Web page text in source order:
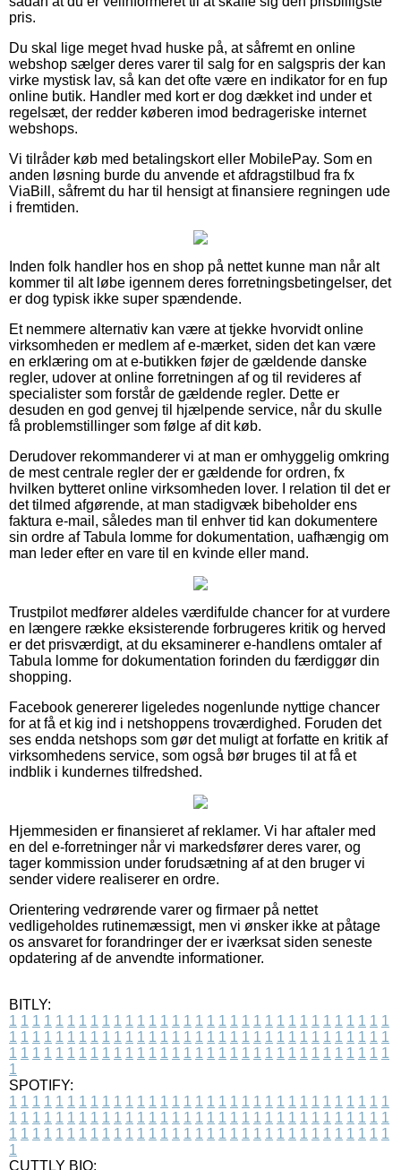
pris.
Du skal lige meget hvad huske på, at såfremt en online
webshop sælger deres varer til salg for en salgspris der kan
virke mystisk lav, så kan det ofte være en indikator for en fup
online butik. Handler med kort er dog dækket ind under et
regelsæt, der redder køberen imod bedrageriske internet
webshops.
Vi tilråder køb med betalingskort eller MobilePay. Som en
anden løsning burde du anvende et afdragstilbud fra fx
ViaBill, såfremt du har til hensigt at finansiere regningen ude
i fremtiden.
Inden folk handler hos en shop på nettet kunne man når alt
kommer til alt løbe igennem deres forretningsbetingelser, det
er dog typisk ikke super spændende.
Et nemmere alternativ kan være at tjekke hvorvidt online
virksomheden er medlem af e-mærket, siden det kan være
en erklæring om at e-butikken føjer de gældende danske
regler, udover at online forretningen af og til revideres af
specialister som forstår de gældende regler. Dette er
desuden en god genvej til hjælpende service, når du skulle
få problemstillinger som følge af dit køb.
Derudover rekommanderer vi at man er omhyggelig omkring
de mest centrale regler der er gældende for ordren, fx
hvilken bytteret online virksomheden lover. I relation til det er
det tilmed afgørende, at man stadigvæk bibeholder ens
faktura e-mail, således man til enhver tid kan dokumentere
sin ordre af Tabula lomme for dokumentation, uafhængig om
man leder efter en vare til en kvinde eller mand.
Trustpilot medfører aldeles værdifulde chancer for at vurdere
en længere række eksisterende forbrugeres kritik og herved
er det prisværdigt, at du eksaminerer e-handlens omtaler af
Tabula lomme for dokumentation forinden du færdiggør din
shopping.
Facebook genererer ligeledes nogenlunde nyttige chancer
for at få et kig ind i netshoppens troværdighed. Foruden det
ses endda netshops som gør det muligt at forfatte en kritik af
virksomhedens service, som også bør bruges til at få et
indblik i kundernes tilfredshed.
Hjemmesiden er finansieret af reklamer. Vi har aftaler med
en del e-forretninger når vi markedsfører deres varer, og
tager kommission under forudsætning af at den bruger vi
sender videre realiserer en ordre.
Orientering vedrørende varer og firmaer på nettet
vedligeholdes rutinemæssigt, men vi ønsker ikke at påtage
os ansvaret for forandringer der er iværksat siden seneste
opdatering af de anvendte informationer.
BITLY:
1 1 1 1 1 1 1 1 1 1 1 1 1 1 1 1 1 1 1 1 1 1 1 1 1 1 1 1 1 1 1 1 1
1 1 1 1 1 1 1 1 1 1 1 1 1 1 1 1 1 1 1 1 1 1 1 1 1 1 1 1 1 1 1 1 1
1 1 1 1 1 1 1 1 1 1 1 1 1 1 1 1 1 1 1 1 1 1 1 1 1 1 1 1 1 1 1 1 1
1
SPOTIFY:
1 1 1 1 1 1 1 1 1 1 1 1 1 1 1 1 1 1 1 1 1 1 1 1 1 1 1 1 1 1 1 1 1
1 1 1 1 1 1 1 1 1 1 1 1 1 1 1 1 1 1 1 1 1 1 1 1 1 1 1 1 1 1 1 1 1
1 1 1 1 1 1 1 1 1 1 1 1 1 1 1 1 1 1 1 1 1 1 1 1 1 1 1 1 1 1 1 1 1
1
CUTTLY BIO: